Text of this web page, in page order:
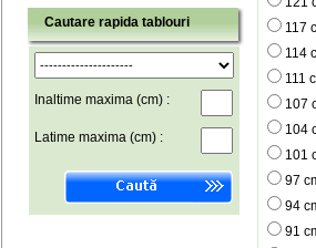
Cautare rapida tablouri
Inaltime maxima (cm) :
Latime maxima (cm) :
117
114
111
107
104
101
97
94
91